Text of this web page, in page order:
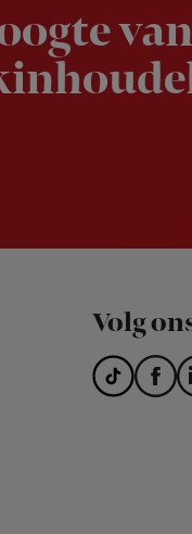
Volg